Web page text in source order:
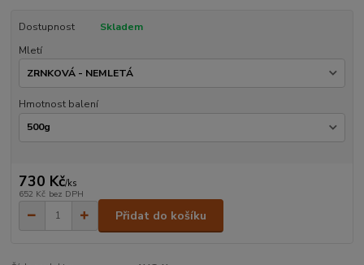
Dostupnost
Skladem
Mletí
Hmotnost balení
730 Kč/ks
652 Kč bez DPH
Přidat do košíku